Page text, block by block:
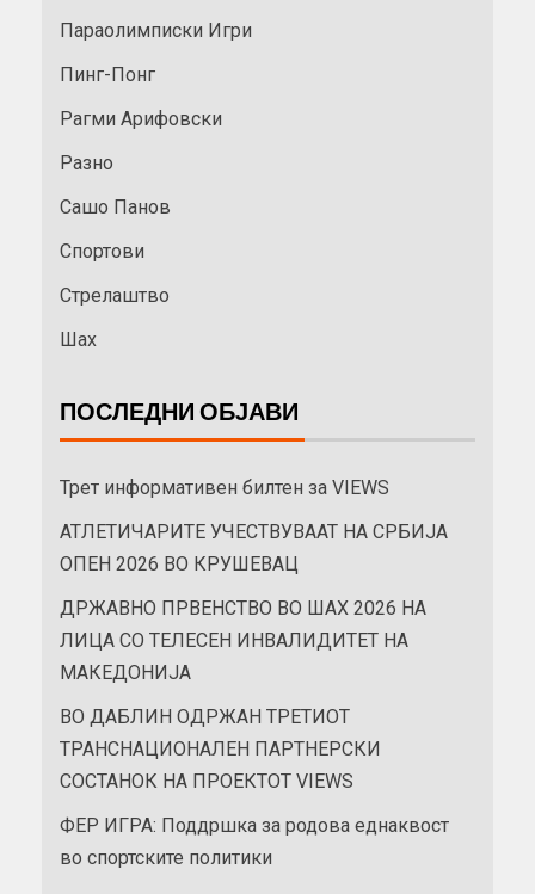
Параолимписки Игри
Пинг-Понг
Рагми Арифовски
Разно
Сашо Панов
Спортови
Стрелаштво
Шах
ПОСЛЕДНИ ОБЈАВИ
Трет информативен билтен за VIEWS
АТЛЕТИЧАРИТЕ УЧЕСТВУВААТ НА СРБИЈА
ОПЕН 2026 ВО КРУШЕВАЦ
ДРЖАВНО ПРВЕНСТВО ВО ШАХ 2026 НА
ЛИЦА СО ТЕЛЕСЕН ИНВАЛИДИТЕТ НА
МАКЕДОНИЈА
ВО ДАБЛИН ОДРЖАН ТРЕТИОТ
ТРАНСНАЦИОНАЛЕН ПАРТНЕРСКИ
СОСТАНОК НА ПРОЕКТОТ VIEWS
ФЕР ИГРА: Поддршка за родова еднаквост
во спортските политики